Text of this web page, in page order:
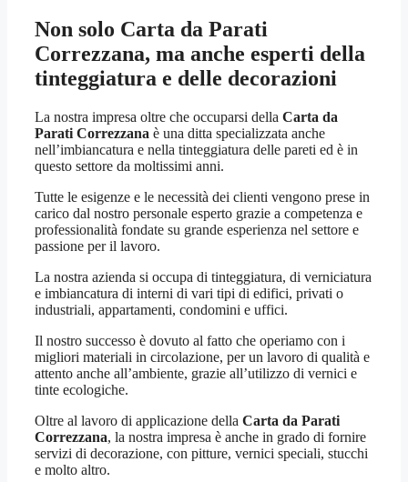
Non solo Carta da Parati
Correzzana, ma anche esperti della
tinteggiatura e delle decorazioni
La nostra impresa oltre che occuparsi della Carta da
Parati Correzzana è una ditta specializzata anche
nell’imbiancatura e nella tinteggiatura delle pareti ed è in
questo settore da moltissimi anni.
Tutte le esigenze e le necessità dei clienti vengono prese in
carico dal nostro personale esperto grazie a competenza e
professionalità fondate su grande esperienza nel settore e
passione per il lavoro.
La nostra azienda si occupa di tinteggiatura, di verniciatura
e imbiancatura di interni di vari tipi di edifici, privati o
industriali, appartamenti, condomini e uffici.
Il nostro successo è dovuto al fatto che operiamo con i
migliori materiali in circolazione, per un lavoro di qualità e
attento anche all’ambiente, grazie all’utilizzo di vernici e
tinte ecologiche.
Oltre al lavoro di applicazione della Carta da Parati
Correzzana, la nostra impresa è anche in grado di fornire
servizi di decorazione, con pitture, vernici speciali, stucchi
e molto altro.